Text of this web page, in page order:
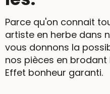
Parce qu'on connait
artiste en herbe dans
vous donnons la
nos pièces en
Effet bonheur garanti.